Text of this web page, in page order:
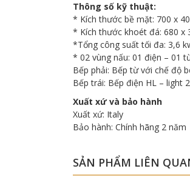
Thông số kỹ thuật:
* Kích thước bề mặt: 700 x
* Kích thước khoét đá: 680 x
*Tổng công suất tối đa: 3,6
* 02 vùng nấu: 01 điện – 01
Bếp phải: Bếp từ với chế độ
Bếp trái: Bếp điện HL – light
Xuất xứ và bảo hành
Xuất xứ: Italy
Bảo hành: Chính hãng 2 năm
SẢN PHẨM LIÊN